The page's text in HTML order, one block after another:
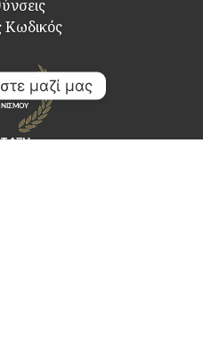
Κωδικός
μαζί μας